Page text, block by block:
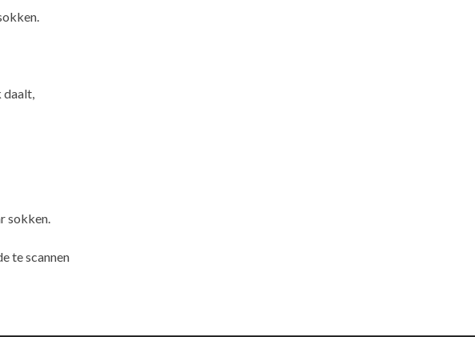
daalt,
sokken.
te scannen